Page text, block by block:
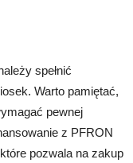
spełnić
Warto pamiętać,
pewnej
z PFRON
pozwala na zakup